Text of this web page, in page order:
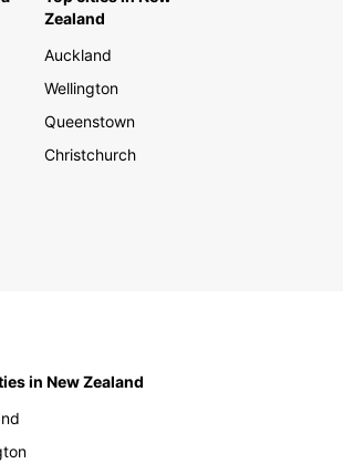
Zealand
Auckland
Wellington
Queenstown
Christchurch
in New Zealand